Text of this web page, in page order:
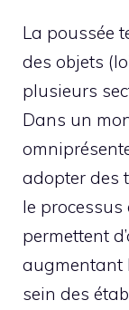
La poussée
des objets
plusieurs
Dans un
adopter des
le
permettent
augmentant
sein des